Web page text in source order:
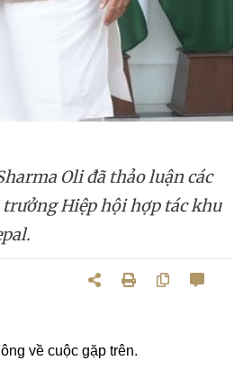
Oli đã thảo luận các
Hiệp hội hợp tác khu
về cuộc gặp trên.